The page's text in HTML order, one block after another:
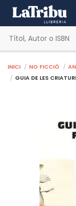
Inici No ficció
GUIA DE LES